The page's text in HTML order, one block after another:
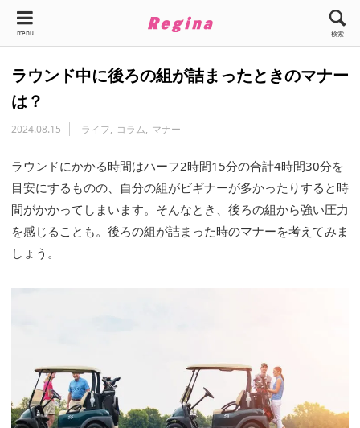
menu 検索
ラウンド中に後ろの組が詰まったときのマナー
は？
2024.08.15 ライフ コラム マナー
ラウンドにかかる時間はハーフ2時間15分の合計4時間30分を
目安にするものの、自分の組がビギナーが多かったりすると時
間がかかってしまいます。そんなとき、後ろの組から強い圧力
を感じることも。後ろの組が詰まった時のマナーを考えてみま
しょう。